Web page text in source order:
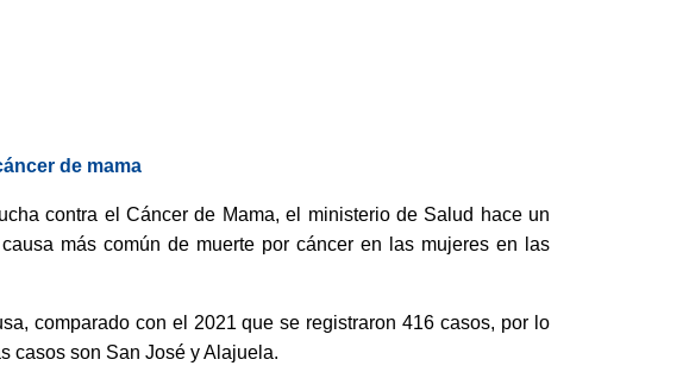
de mama
contra el Cáncer de Mama, el ministerio de Salud hace un
más común de muerte por cáncer en las mujeres en las
comparado con el 2021 que se registraron 416 casos, por lo
casos son San José y Alajuela.